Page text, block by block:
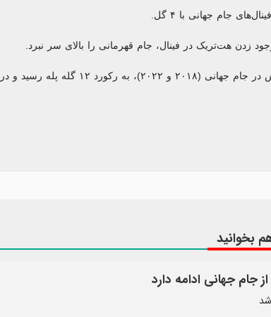
جام جهانی با ۴ گل.
زدن هت‌تریک در فینال، جام قهرمانی را بالای سر نبرد.
بخوانید
جهانی ادامه دارد